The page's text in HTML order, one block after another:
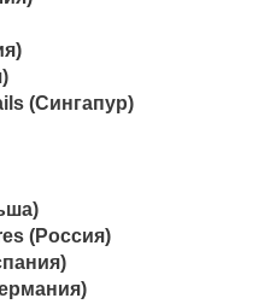
(Сингапур)
(Россия)